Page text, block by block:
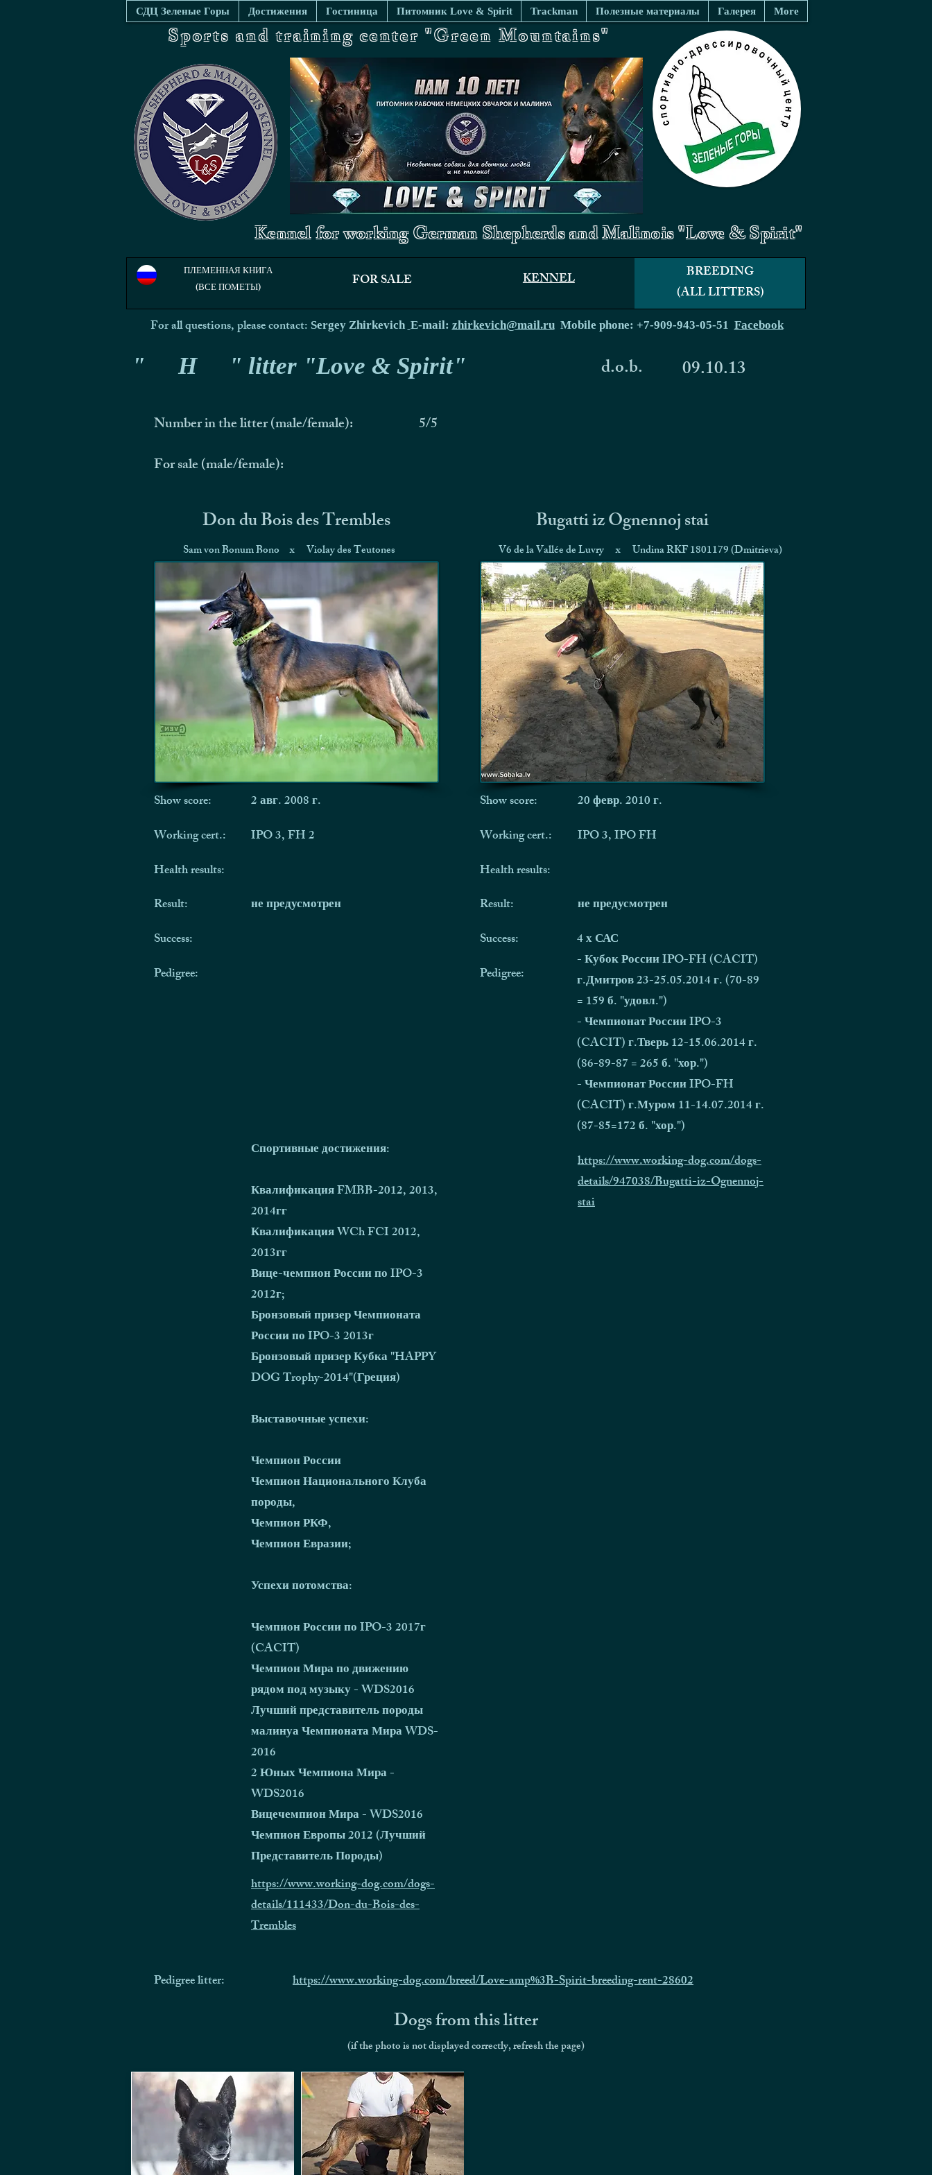
СДЦ Зеленые Горы Достижения Гостиница Питомник Love & Spirit Trackman Полезные материалы Галерея More
Sports and training center "Green Mountains"
Kennel for working German Shepherds and Malinois "Love & Spirit"
ПЛЕМЕННАЯ КНИГА
(ВСЕ ПОМЕТЫ)
FOR SALE KENNEL
BREEDING
(ALL LITTERS)
For all questions, please contact: Sergey Zhirkevich E-mail: zhirkevich@mail.ru Mobile phone: +7-909-943-05-51 Facebook
" H " litter "Love & Spirit" d.o.b. 09.10.13
Number in the litter (male/female):
For sale (male/female):
5/5
Don du Bois des Trembles Bugatti iz Ognennoj stai
Sam von Bonum Bono Violay des Teutones
x V6 de la Vallée de Luvry Undina RKF 1801179 (Dmitrieva)
x
Show score:
Working cert.:
Health results:
Result:
Success:
Pedigree:
2 авг. 2008 г.
IPO 3, FH 2
не предусмотрен
Спортивные достижения:​
Квалификация FMBB-2012, 2013,
2014гг
Квалификация WCh FCI 2012,
2013гг
Вице-чемпион России по IPO-3
2012г;
Бронзовый призер Чемпионата
России по IPO-3 2013г
Бронзовый призер Кубка "HAPPY
DOG Trophy-2014"(Греция)
Выставочные успехи:
Чемпион России
Чемпион Национального Клуба
породы,
Чемпион РКФ,
Чемпион Евразии;
Успехи потомства:
Чемпион России по IPO-3 2017г
(CACIT)
Чемпион Мира по движению
рядом под музыку - WDS2016
Лучший представитель породы
малинуа Чемпионата Мира WDS-
2016
2 Юных Чемпиона Мира -
WDS2016
Вицечемпион Мира - WDS2016
Чемпион Европы 2012 (Лучший
Представитель Породы)
Show score:
Working cert.:
Health results:
Result:
Success:
Pedigree:
20 февр. 2010 г.
IPO 3, IPO FH
не предусмотрен
4 х САС
- Кубок России IPO-FH (CACIT)
г.Дмитров 23-25.05.2014 г. (70-89
= 159 б. "удовл.")
- Чемпионат России IPO-3
(CACIT) г.Тверь 12-15.06.2014 г.
(86-89-87 = 265 б. "хор.")
- Чемпионат России IPO-FH
(CACIT) г.Муром 11-14.07.2014 г.
(87-85=172 б. "хор.")
https://www.working-dog.com/dogs-
details/947038/Bugatti-iz-Ognennoj-
stai
https://www.working-dog.com/dogs-
details/111433/Don-du-Bois-des-
Trembles
Pedigree litter: https://www.working-dog.com/breed/Love-amp%3B-Spirit-breeding-rent-28602
Dogs from this litter
(if the photo is not displayed correctly, refresh the page)